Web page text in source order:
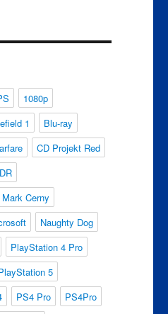
1080p
1
Blu-ray
CD Projekt Red
Mark Cerny
Naughty Dog
PlayStation 4 Pro
5
PS4 Pro
PS4Pro